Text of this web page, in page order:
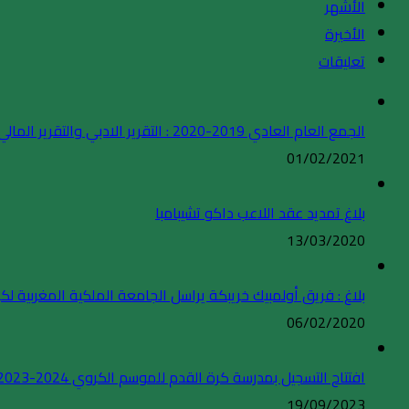
الأشهر
الأخيرة
تعليقات
الجمع العام العادي 2019-2020 : التقرير الادبي والتقرير المالي
01/02/2021
بلاغ تمديد عقد اللاعب داكو تشيبامبا
13/03/2020
بلاغ : فريق أولمبيك خريبكة يراسل الجامعة الملكية المغربية
06/02/2020
افتتاح التسجيل بمدرسة كرة القدم للموسم الكروي 2024-2023